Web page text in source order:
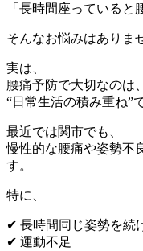
「長時間座っていると
そんなお悩みはありま
実は、
腰痛予防で大切なのは、
“日常生活の積み重ね”
最近では関市でも、
慢性的な腰痛や姿勢不
す。
特に、
✔ 長時間同じ姿勢を続
✔ 運動不足